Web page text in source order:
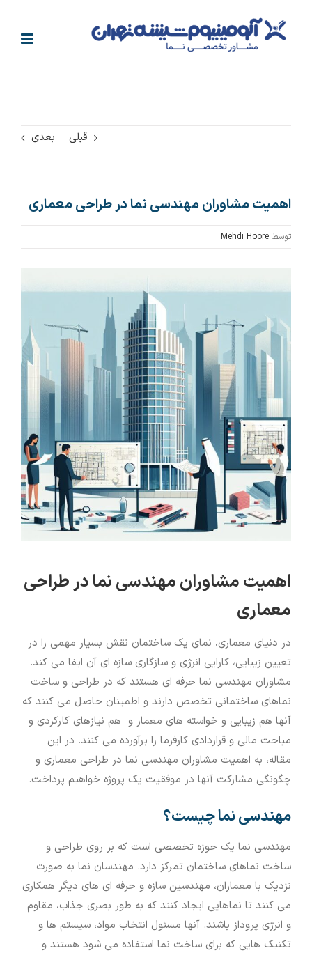
قبلی بعدی
اهمیت مشاوران مهندسی نما در طراحی معماری
توسط Mehdi Hoore
تصویر
بزرگتر
اهمیت مشاوران مهندسی نما در طراحی
معماری
در دنیای معماری، نمای یک ساختمان نقش بسیار مهمی را در
تعیین زیبایی، کارایی انرژی و سازگاری سازه ای آن ایفا می کند.
مشاوران مهندسی نما حرفه ای هستند که در طراحی و ساخت
نماهای ساختمانی تخصص دارند و اطمینان حاصل می کنند که
آنها هم زیبایی و خواسته های معمار و هم نیازهای کارکردی و
مباحث مالی و قراردادی کارفرما را برآورده می کنند. در این
مقاله، به اهمیت مشاوران مهندسی نما در طراحی معماری و
چگونگی مشارکت آنها در موفقیت یک پروژه خواهیم پرداخت.
مهندسی نما چیست؟
مهندسی نما یک حوزه تخصصی است که بر روی طراحی و
ساخت نماهای ساختمان تمرکز دارد. مهندسان نما به صورت
نزدیک با معماران، مهندسین سازه و حرفه ای های دیگر همکاری
می کنند تا نماهایی ایجاد کنند که به طور بصری جذاب، مقاوم
و انرژی پروداز باشند. آنها مسئول انتخاب مواد، سیستم ها و
تکنیک هایی که برای ساخت نما استفاده می شود هستند و